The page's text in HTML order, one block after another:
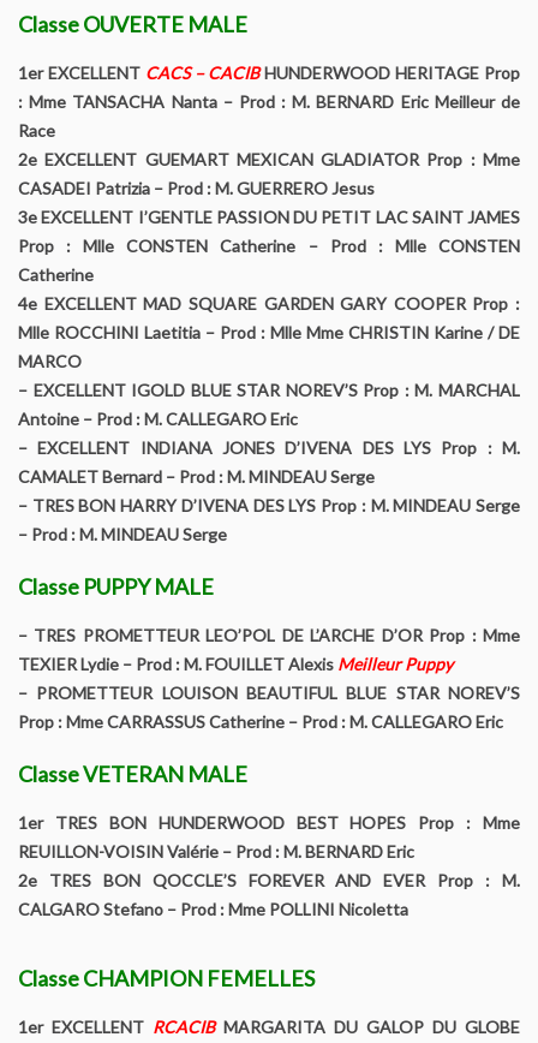
Liste des éleveurs Yorkshire
Liste des éleveurs Biewer
YORKSHIRE TERRIER Contrat éleveur signataire de la charte
de qualité du YTC et BT
BIEWER TERRIER Contrat éleveur signataire de la charte de
qualité du YTC et BT
Expositions
Calendrier des expositions
La confirmation
Conditions pour inscription à titre initial
Les spéciales de races
Manifestations
Nationale d’élévage
Spécial Yorkshire Challenge et Biewer Challenge
Terrier”
Régionales d’élévage
Classe OUVERTE MALE
1er EXCELLENT CACS – CACIBHUNDERWOOD HERITAGE Prop
: Mme TANSACHA Nanta – Prod : M. BERNARD Eric Meilleur de
Race
2e EXCELLENT GUEMART MEXICAN GLADIATOR Prop : Mme
CASADEI Patrizia – Prod : M. GUERRERO Jesus
3e EXCELLENT I’GENTLE PASSION DU PETIT LAC SAINT JAMES
Prop : Mlle CONSTEN Catherine – Prod : Mlle CONSTEN
Catherine
4e EXCELLENT MAD SQUARE GARDEN GARY COOPER Prop :
Mlle ROCCHINI Laetitia – Prod : Mlle Mme CHRISTIN Karine / DE
MARCO
– EXCELLENT IGOLD BLUE STAR NOREV’S Prop : M. MARCHAL
Antoine – Prod : M. CALLEGARO Eric
– EXCELLENT INDIANA JONES D’IVENA DES LYS Prop : M.
CAMALET Bernard – Prod : M. MINDEAU Serge
– TRES BON HARRY D’IVENA DES LYS Prop : M. MINDEAU Serge
– Prod : M. MINDEAU Serge
Classe PUPPY MALE
– TRES PROMETTEUR LEO’POL DE L’ARCHE D’OR Prop : Mme
TEXIER Lydie – Prod : M. FOUILLET Alexis Meilleur Puppy
– PROMETTEUR LOUISON BEAUTIFUL BLUE STAR NOREV’S
Prop : Mme CARRASSUS Catherine – Prod : M. CALLEGARO Eric
Classe VETERAN MALE
1er TRES BON HUNDERWOOD BEST HOPES Prop : Mme
REUILLON-VOISIN Valérie – Prod : M. BERNARD Eric
2e TRES BON QOCCLE’S FOREVER AND EVER Prop : M.
CALGARO Stefano – Prod : Mme POLLINI Nicoletta
Classe CHAMPION FEMELLES
1er EXCELLENT RCACIBMARGARITA DU GALOP DU GLOBE